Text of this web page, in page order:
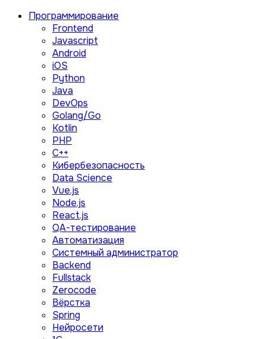
Программирование
Frontend
Javascript
Android
iOS
Python
Java
DevOps
Golang/Go
Kotlin
PHP
C++
Кибербезопасность
Data Science
Vue.js
Node.js
React.js
QA-тестирование
Автоматизация
Системный администратор
Backend
Fullstack
Zerocode
Вёрстка
Spring
Нейросети